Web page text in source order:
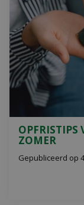
OPFRISTIPS
ZOMER
Gepubliceerd op